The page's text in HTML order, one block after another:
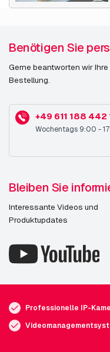
Benötigen Sie
Gerne beantworten wir
Bestellung.
+49 611 188 442
Wochentags 9:00 -
Bleiben Sie
Interessante Videos und
Produktupdates
Professionelle IP-